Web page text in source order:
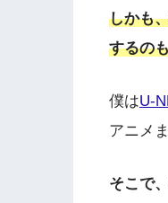
しかも
するの
僕はU-
アニメ
そこで